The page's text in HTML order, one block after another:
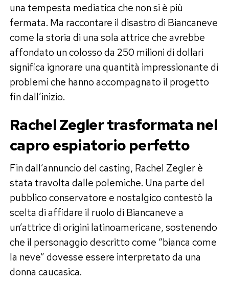
una tempesta mediatica che non si è più
fermata. Ma raccontare il disastro di Biancaneve
come la storia di una sola attrice che avrebbe
affondato un colosso da 250 milioni di dollari
significa ignorare una quantità impressionante di
problemi che hanno accompagnato il progetto
fin dall’inizio.
Rachel Zegler trasformata nel
capro espiatorio perfetto
Fin dall’annuncio del casting, Rachel Zegler è
stata travolta dalle polemiche. Una parte del
pubblico conservatore e nostalgico contestò la
scelta di affidare il ruolo di Biancaneve a
un’attrice di origini latinoamericane, sostenendo
che il personaggio descritto come “bianca come
la neve” dovesse essere interpretato da una
donna caucasica.